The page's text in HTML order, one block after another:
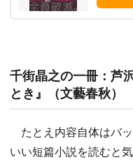
千街晶之の一冊：芦
とき』（文藝春秋）
たとえ内容自体はバ
いい短篇小説を読むと